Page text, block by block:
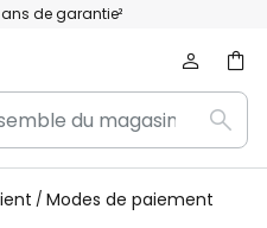
de garantie²
Modes de paiement